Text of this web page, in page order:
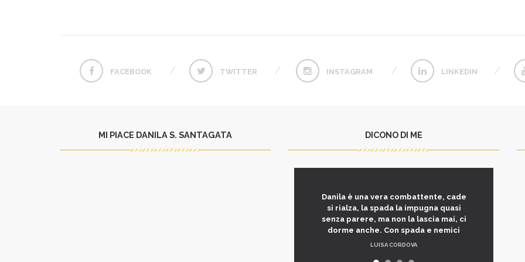
FACEBOOK TWITTER INSTAGRAM LINKEDIN
MI PIACE DANILA S. SANTAGATA DICONO DI ME
Danila è una vera combattente, cade
si rialza, la spada la impugna quasi
senza parere, ma non la lascia mai, ci
dorme anche. Con spada e nemici
LUISA CORDOVA